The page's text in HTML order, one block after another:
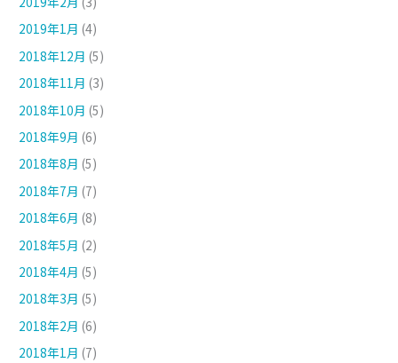
2019年1月 (4)
2018年12月 (5)
2018年11月 (3)
2018年10月 (5)
2018年9月 (6)
2018年8月 (5)
2018年7月 (7)
2018年6月 (8)
2018年5月 (2)
2018年4月 (5)
2018年3月 (5)
2018年2月 (6)
2018年1月 (7)